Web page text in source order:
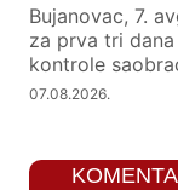
Bujanovac, 7.
za prva tri
kontrole
07.08.2026.